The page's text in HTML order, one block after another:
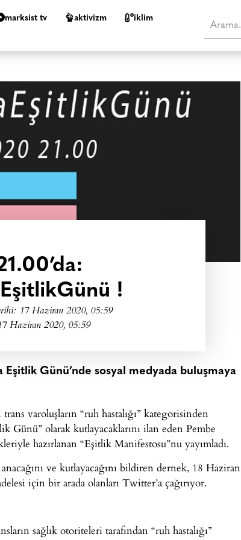
marksist tv aktivizm i̇klim
!
17 Haziran 2020, 05:59
Haziran 2020, 05:59
Günü’nde sosyal medyada buluşmaya
varoluşların “ruh hastalığı” kategorisinden
Günü” olarak kutlayacaklarını ilan eden Pembe
hazırlanan “Eşitlik Manifestosu”nu yayımladı.
ve kutlayacağını bildiren dernek, 18 Haziran
için bir arada olanları Twitter’a çağırıyor.
sağlık otoriteleri tarafından “ruh hastalığı”